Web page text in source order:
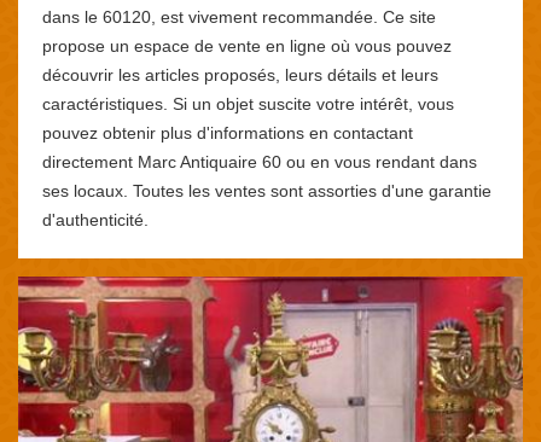
dans le 60120, est vivement recommandée. Ce site
propose un espace de vente en ligne où vous pouvez
découvrir les articles proposés, leurs détails et leurs
caractéristiques. Si un objet suscite votre intérêt, vous
pouvez obtenir plus d'informations en contactant
directement Marc Antiquaire 60 ou en vous rendant dans
ses locaux. Toutes les ventes sont assorties d'une garantie
d'authenticité.